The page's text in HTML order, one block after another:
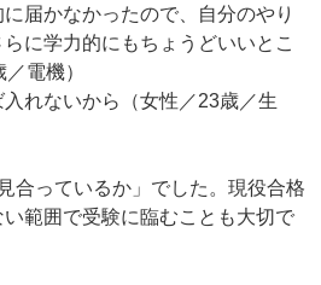
届かなかったので、自分のやり
に学力的にもちょうどいいとこ
電機）
入れないから（女性／23歳／生
合っているか」でした。現役合格
範囲で受験に臨むことも大切で